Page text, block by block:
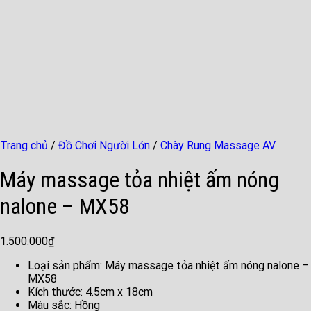
Trang chủ / Đồ Chơi Người Lớn / Chày Rung Massage AV
Máy massage tỏa nhiệt ấm nóng
nalone – MX58
1.500.000₫
Loại sản phẩm: Máy massage tỏa nhiệt ấm nóng nalone –
MX58
Kích thước: 4.5cm x 18cm
Màu sắc: Hồng